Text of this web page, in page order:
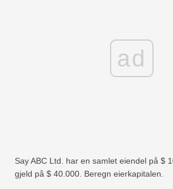
ad
Say ABC Ltd. har en samlet eiendel på $
gjeld på $ 40.000. Beregn eierkapitalen.